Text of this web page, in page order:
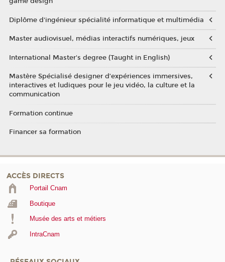
Diplôme d'ingénieur spécialité informatique et multimédia
Master audiovisuel, médias interactifs numériques, jeux
International Master's degree (Taught in English)
Mastère Spécialisé designer d’expériences immersives,
interactives et ludiques pour le jeu vidéo, la culture et la
communication
Formation continue
Financer sa formation
ACCÈS DIRECTS
Portail Cnam
Boutique
Musée des arts et métiers
IntraCnam